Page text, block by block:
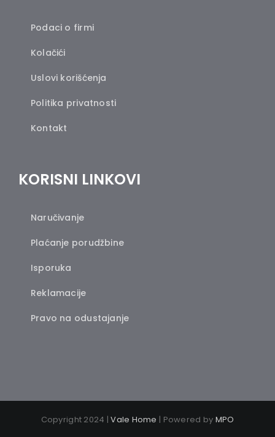
Podaci o firmi
Kolačići
Uslovi korišćenja
Politika privatnosti
Kontakt
KORISNI LINKOVI
Naručivanje
Plaćanje porudžbine
Isporuka
Reklamacije
Pravo na odustajanje
Copyright 2024 |Vale Home | Powered by MPO